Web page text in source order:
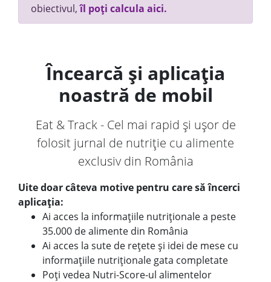
obiectivul,îl poți calcula aici.
Încearcă și aplicația
noastră de mobil
Eat & Track - Cel mai rapid și ușor de
folosit jurnal de nutriție cu alimente
exclusiv din România
Uite doar câteva motive pentru care să încerci
aplicația:
Ai acces la informațiile nutriționale a peste
35.000 de alimente din România
Ai acces la sute de rețete și idei de mese cu
informațiile nutriționale gata completate
Poți vedea Nutri-Score-ul alimentelor